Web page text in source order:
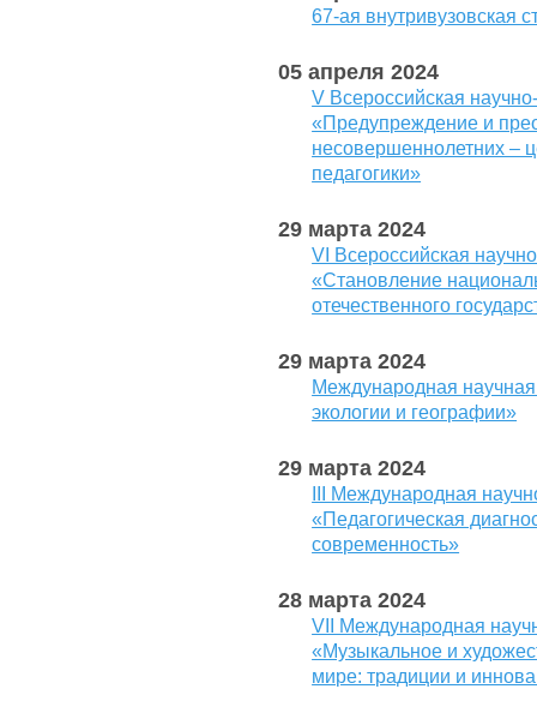
67-ая внутривузовская
05 апреля 2024
V Всероссийская
«Предупреждение и
несовершеннолетних –
педагогики»
29 марта 2024
VI Всероссийская
«Становление
отечественного
29 марта 2024
Международная
экологии и географии»
29 марта 2024
III Международная
«Педагогическая
современность»
28 марта 2024
VII Международная
«Музыкальное и
мире: традиции и